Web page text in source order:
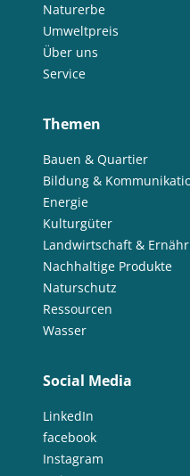
Naturerbe
Umweltpreis
Über uns
Service
Themen
Bauen & Quartier
Bildung &
Energie
Kulturgüter
Landwirtschaft &
Nachhaltige Produkte
Naturschutz
Ressourcen
Wasser
Social Media
LinkedIn
facebook
Instagram